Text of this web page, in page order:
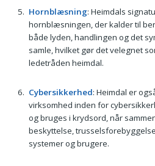
Hornblæsning: Heimdals
hornblæsningen, der kalder til
både lyden, handlingen og det
samle, hvilket gør det velegnet
ledetråden heimdal.
Cybersikkerhed: Heimdal er
virksomhed inden for
og bruges i krydsord, når
beskyttelse,
systemer og brugere.